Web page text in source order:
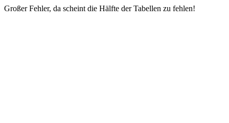
Großer Fehler, da scheint die Hälfte der Tabellen zu fehlen!